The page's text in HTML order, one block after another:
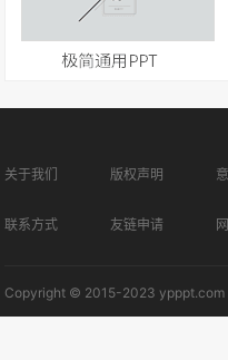
关于我们 版权声明
联系方式 友链申请
Copyright © 2015-2023 ypppt.com